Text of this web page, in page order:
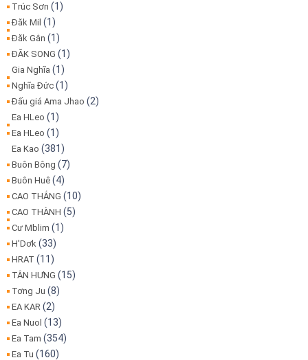
Trúc Sơn (1)
Đăk Mil (1)
Đăk Gằn (1)
ĐĂK SONG (1)
Gia Nghĩa (1)
Nghĩa Đức (1)
Đấu giá Ama Jhao (2)
Ea HLeo (1)
Ea HLeo (1)
Ea Kao (381)
Buôn Bông (7)
Buôn Huê (4)
CAO THẮNG (10)
CAO THÀNH (5)
Cư Mblim (1)
H'Dơk (33)
HRAT (11)
TÂN HƯNG (15)
Tơng Ju (8)
EA KAR (2)
Ea Nuol (13)
Ea Tam (354)
Ea Tu (160)